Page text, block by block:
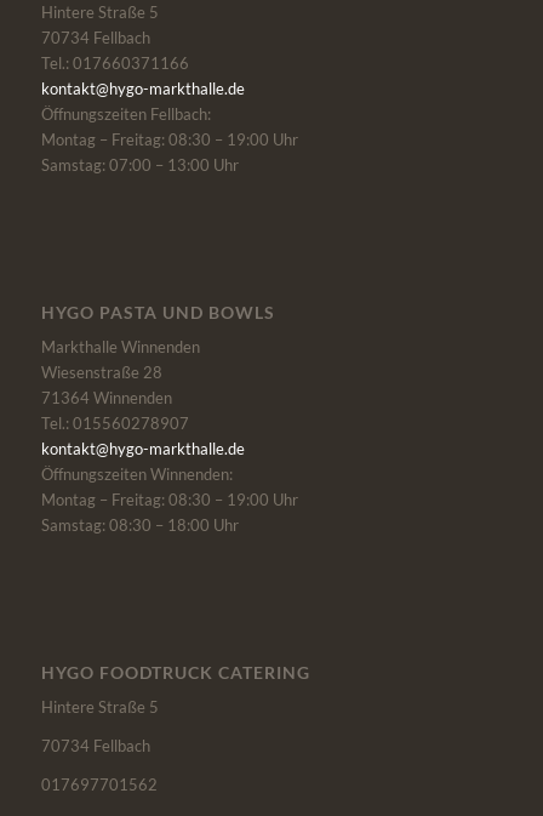
Hintere Straße 5
70734 Fellbach
Tel.: 017660371166
kontakt@hygo-markthalle.de
Öffnungszeiten Fellbach:
Montag – Freitag: 08:30 – 19:00 Uhr
Samstag: 07:00 – 13:00 Uhr
HYGO PASTA UND BOWLS
Markthalle Winnenden
Wiesenstraße 28
71364 Winnenden
Tel.: 015560278907
kontakt@hygo-markthalle.de
Öffnungszeiten Winnenden:
Montag – Freitag: 08:30 – 19:00 Uhr
Samstag: 08:30 – 18:00 Uhr
HYGO FOODTRUCK CATERING
Hintere Straße 5
70734 Fellbach
017697701562